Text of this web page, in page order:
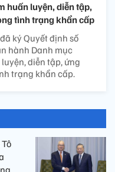
huấn luyện, diễn tập,
tình trạng khẩn cấp
ký Quyết định số
hành Danh mục
diễn tập, ứng
trạng khẩn cấp.